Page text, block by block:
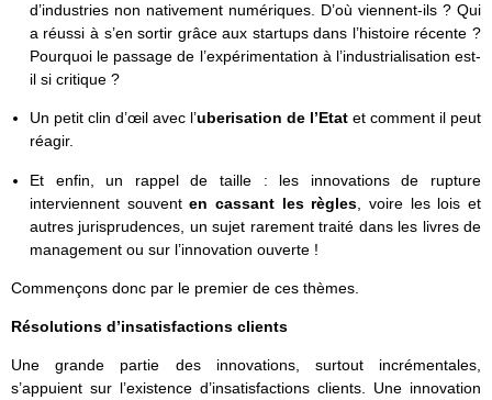
d’industries non nativement numériques. D’où viennent-ils ? Qui
a réussi à s’en sortir grâce aux startups dans l’histoire récente ?
Pourquoi le passage de l’expérimentation à l’industrialisation est-
il si critique ?
Un petit clin d’œil avec l’uberisation de l’Etat et comment il peut
réagir.
Et enfin, un rappel de taille : les innovations de rupture
interviennent souventen cassant les règles , voire les lois et
autres jurisprudences, un sujet rarement traité dans les livres de
management ou sur l’innovation ouverte !
Commençons donc par le premier de ces thèmes.
Résolutions d’insatisfactions clients
Une grande partie des innovations, surtout incrémentales,
s’appuient sur l’existence d’insatisfactions clients. Une innovation